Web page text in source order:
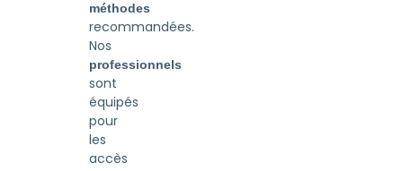
méthodes
recommandées.
Nos
professionnels
sont
équipés
pour
les
accès